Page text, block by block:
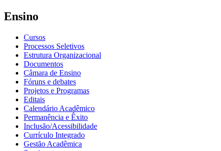
Ensino
Cursos
Processos Seletivos
Estrutura Organizacional
Documentos
Câmara de Ensino
Fóruns e debates
Projetos e Programas
Editais
Calendário Acadêmico
Permanência e Êxito
Inclusão/Acessibilidade
Currículo Integrado
Gestão Acadêmica